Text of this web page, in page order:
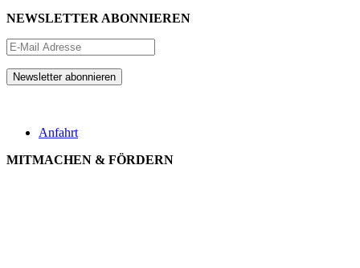
NEWSLETTER ABONNIEREN
Anfahrt
MITMACHEN & FÖRDERN